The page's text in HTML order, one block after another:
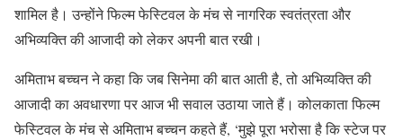
शामिल है। उन्होंने फिल्म फेस्टिवल के मंच से नागरिक स्वतंत्रता और
अभिव्यक्ति की आजादी को लेकर अपनी बात रखी।
अमिताभ बच्चन ने कहा कि जब सिनेमा की बात आती है, तो अभिव्यक्ति की
आजादी का अवधारणा पर आज भी सवाल उठाया जाते हैं। कोलकाता फिल्म
फेस्टिवल के मंच से अमिताभ बच्चन कहते हैं, ‘मुझे पूरा भरोसा है कि स्टेज पर